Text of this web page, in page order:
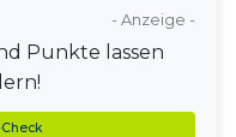
- Anzeige -
Punkte lassen